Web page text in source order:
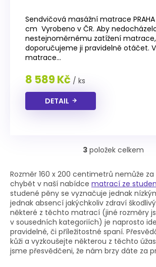
hodnocení
produktu
je
4,0
z
5
hvězdiček.
Sendvičová masážní matrace PRAHA
cm Vyrobeno v ČR. Aby
nestejnoměrnému zatížení matrace,
doporučujeme ji pravidelně otáčet.
matrace...
8 589 Kč / ks
DETAIL
O
l
á
d
a
c
í
p
r
v
k
3položek celkem
Rozměr 160 x 200 centimetrů nemůže
chybět v naší nabídce matrací ze
studené pěny se vyznačuje jednak
jednak absencí jakýchkoliv zdraví
některé z těchto matrací (jiné rozměry
v sousedních kategoriích) je naprosto
pravidelné, či příležitostné spaní.
kůži a vyzkoušejte některou z těchto
jsme přesvědčeni, že nám brzy dáte za